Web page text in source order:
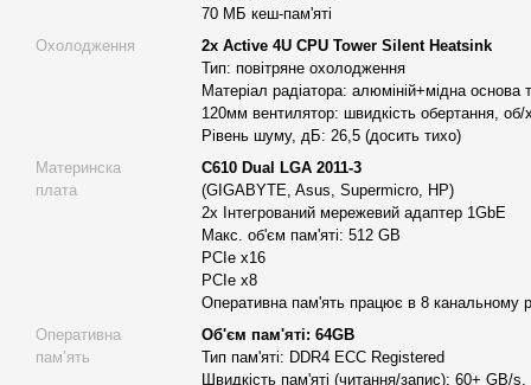
роботу по-справжньому за допомогою DLSS 4 на базі ІІ та
творчість та продуктивність за допомогою NVIDIA Studio.
Великий обсяг оперативної пам'яті
(64 Гб DDR4 типу
забезпечити практично миттєвий обмін даними між
Високошвидкісна дискова підсистема, що складається із
GB;
Високоефективне відведення тепла за рахунок
Silent Heatsink з 6 корпусними вентиляторами діаметром
Потужний блок живлення Pro Line 800W certificate 80+
за специфікацією 80+ Bronze;
Всі компоненти поміщені в красивий та практичний корпус
Для чого робоча станція:
70 МБ кеш-пам'яті
Охолодження
2x Active 4U CPU Tower Silent Heatsink
Тип: повітряне охолодження
Матеріал радіатора: алюміній+мідна основа
120мм вентилятор: швидкість обертання, об/
Рівень шуму, дБ: 26,5 (досить тихо)
Материнска
плата
C610 Dual LGA 2011-3
(GIGABYTE, Asus, Supermicro, HP)
2x Інтегрований мережевий адаптер 1GbE
Макс. об'єм пам'яті: 512 GB
PCIe x16
PCIe x8
Оперативна пам'ять працює в 8 канальному
Оперативна
памʼять
Об'єм пам'яті: 64GB
Тип пам'яті: DDR4 ECC Registered
Швидкість пам'яті (читання/запис): 60+ GB/